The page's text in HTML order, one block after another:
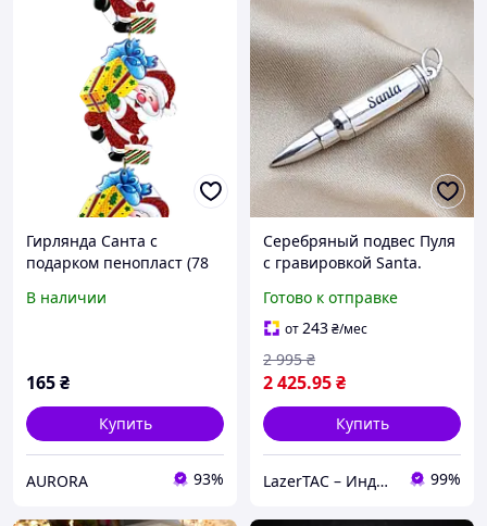
Гирлянда Санта с
подарком пенопласт (78
В наличии
165₴
Купить
AURORA 93%
Серебряный подвес Пуля
с гравировкой Santa.
арт. 52001
Готово к отправке
от243₴/мес
2 425.95₴
2 995 ₴
Купить
LazerTAC – Индивидуальные подарки | L-TAC™ 99%